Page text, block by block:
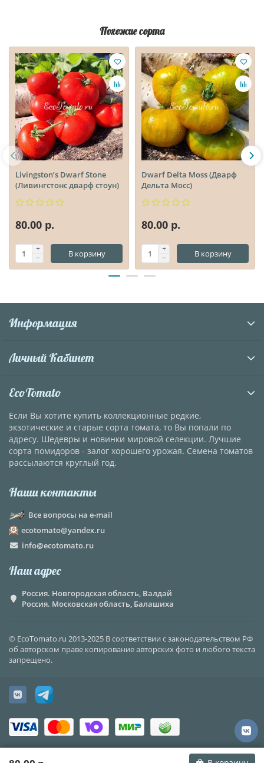
Похожие сорта
Livingston’s Dwarf Stone
(Ливингстонс дварф стоун)
80.00 р.
В корзину
Dwarf Delta Moss (Дварф
Дельта Мосс)
80.00 р.
В корзину
Информация
Личный Кабинет
EcoTomato
Если Вы хотите купить коллекционные редкие,
экзотические и старые сорта томата, то Вы попали по
адресу. Шедевры и новинки мировой селекции. Лучшие
сорта помидоров - залог хорошего урожая. Семена томатов
рассылаются круглый год.
Наши контакты
Все вопросы на e-mail
ecotomato@yandex.ru
info@ecotomato.ru
Наш адрес
Россия. Новгородская область, Валдай
Россия. Московская область, Балашиха
© EcoTomato.ru 2013-2025 В соответствии с законодательством РФ
об авторском праве копирование авторских фото и любого текста
запрещено.